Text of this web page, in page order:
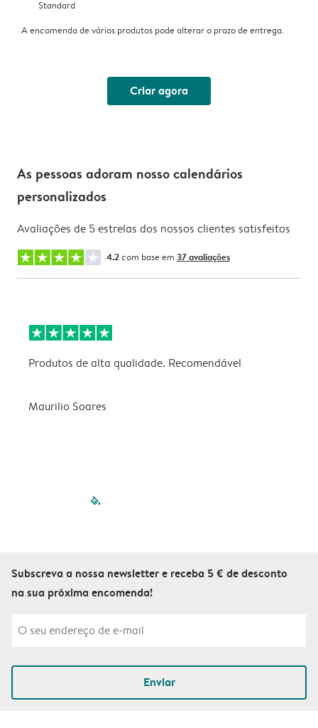
Standard
A encomenda de vários produtos pode alterar o prazo de entrega.
Criar agora
As pessoas adoram nosso calendários
personalizados
Avaliações de 5 estrelas dos nossos clientes satisfeitos
4.2com base em 37 avaliações
Produtos de alta qualidade. Recomendável
Maurilio Soares
filled-pagination
Subscreva a nossa newsletter e receba 5 € de desconto
na sua próxima encomenda!
Enviar